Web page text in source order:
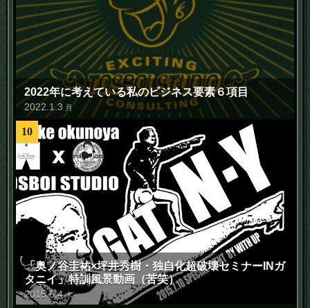
2022年に考えている私のビジネス要素６項目
2022 1.3 月
10
「奥ノ谷圭祐×坪井秀樹・独自化超破壊セミナーINガ
タニイ」特訓風景動画（苦笑）
2015.6.4 木